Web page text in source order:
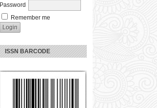
Password
Remember me
ISSN BARCODE